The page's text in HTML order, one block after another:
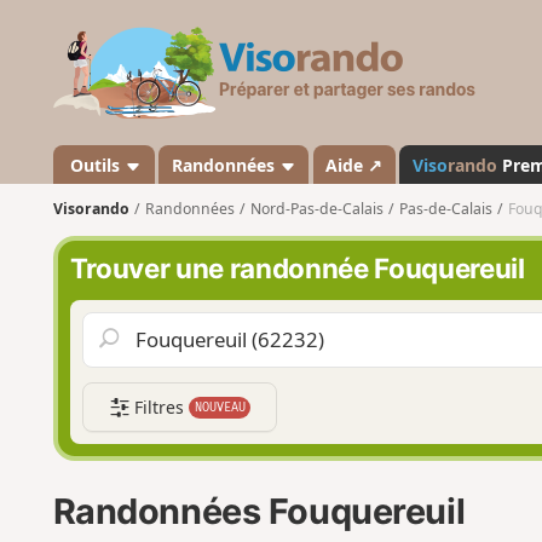
s
a
n
d
o
Outils Randonnées Aide ↗ Visorando
Visorando Randonnées Nord-Pas-de-Calais Pas-de-Calais
Trouver une randonnée Fouquereuil
Filtres NOUVEAU
Randonnées Fouquereuil